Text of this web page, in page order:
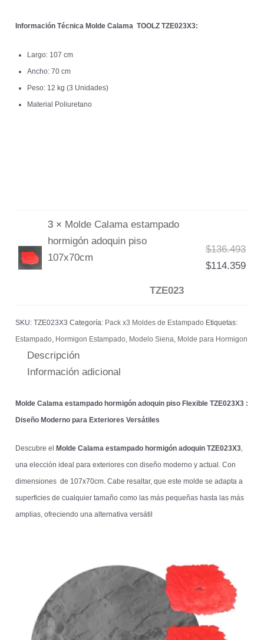
Información Técnica Molde Calama TOOLZTZE023X3:
Largo: 107 cm
Ancho: 70 cm
Peso: 12 kg (3 Unidades)
Material Poliuretano
3 × Molde Calama estampado
hormigón adoquin piso
107x70cm
TZE023
$136.493
$114.359
SKU:TZE023X3 Categoría: Pack x3 Moldes de Estampado Etiquetas:
Estampado, Hormigon Estampado, Modelo Siena, Molde para Hormigon
Descripción
Información adicional
Molde Calama estampado hormigón adoquin piso Flexible TZE023X3 :
Diseño Moderno para Exteriores Versátiles
Descubre elMolde Calama estampado hormigón adoquin TZE023X3
una elección ideal para exteriores con diseño moderno y actual. Con
dimensiones de 107x70cm. Cabe resaltar, que este molde se adapta a
superficies de cualquier tamaño como las más pequeñas hasta las más
amplias, ofreciendo una alternativa versátil